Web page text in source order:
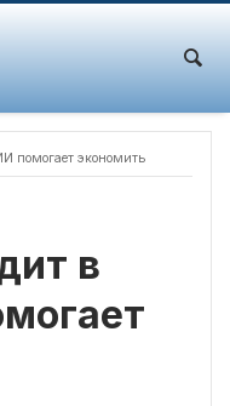
помогает экономить
в